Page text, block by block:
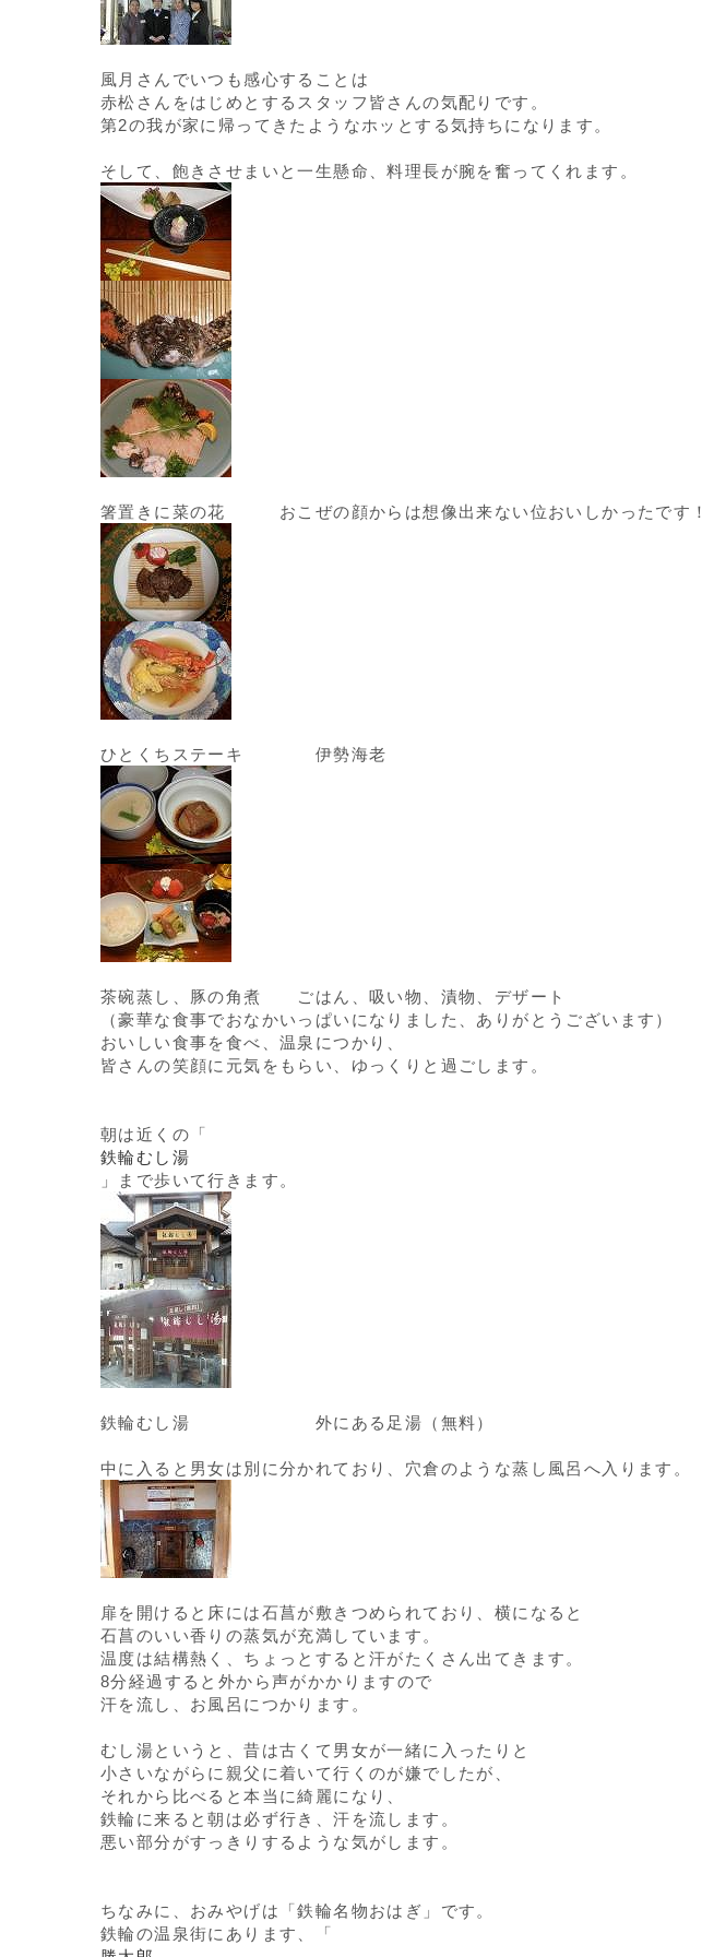
風月さんでいつも感心することは
赤松さんをはじめとするスタッフ皆さんの気配りです。
第2の我が家に帰ってきたようなホッとする気持ちになります。
そして、飽きさせまいと一生懸命、料理長が腕を奮ってくれます。
箸置きに菜の花 おこぜの顔からは想像出来ない位おいしかったです！
ひとくちステーキ 伊勢海老
茶碗蒸し、豚の角煮 ごはん、吸い物、漬物、デザート
（豪華な食事でおなかいっぱいになりました、ありがとうございます）
おいしい食事を食べ、温泉につかり、
皆さんの笑顔に元気をもらい、ゆっくりと過ごします。
朝は近くの「
鉄輪むし湯
」まで歩いて行きます。
鉄輪むし湯 外にある足湯（無料）
中に入ると男女は別に分かれており、穴倉のような蒸し風呂へ入ります。
扉を開けると床には石菖が敷きつめられており、横になると
石菖のいい香りの蒸気が充満しています。
温度は結構熱く、ちょっとすると汗がたくさん出てきます。
8分経過すると外から声がかかりますので
汗を流し、お風呂につかります。
むし湯というと、昔は古くて男女が一緒に入ったりと
小さいながらに親父に着いて行くのが嫌でしたが、
それから比べると本当に綺麗になり、
鉄輪に来ると朝は必ず行き、汗を流します。
悪い部分がすっきりするような気がします。
ちなみに、おみやげは「鉄輪名物おはぎ」です。
鉄輪の温泉街にあります、「